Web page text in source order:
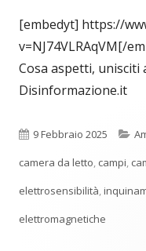
[embedyt] https://
v=NJ74VLRAqVM[/
Cosa aspetti, unisciti
Disinformazione.it
Pubblicato
9 Febbraio 2025
camera da letto, campi,
elettrosensibilità,
elettromagnetiche